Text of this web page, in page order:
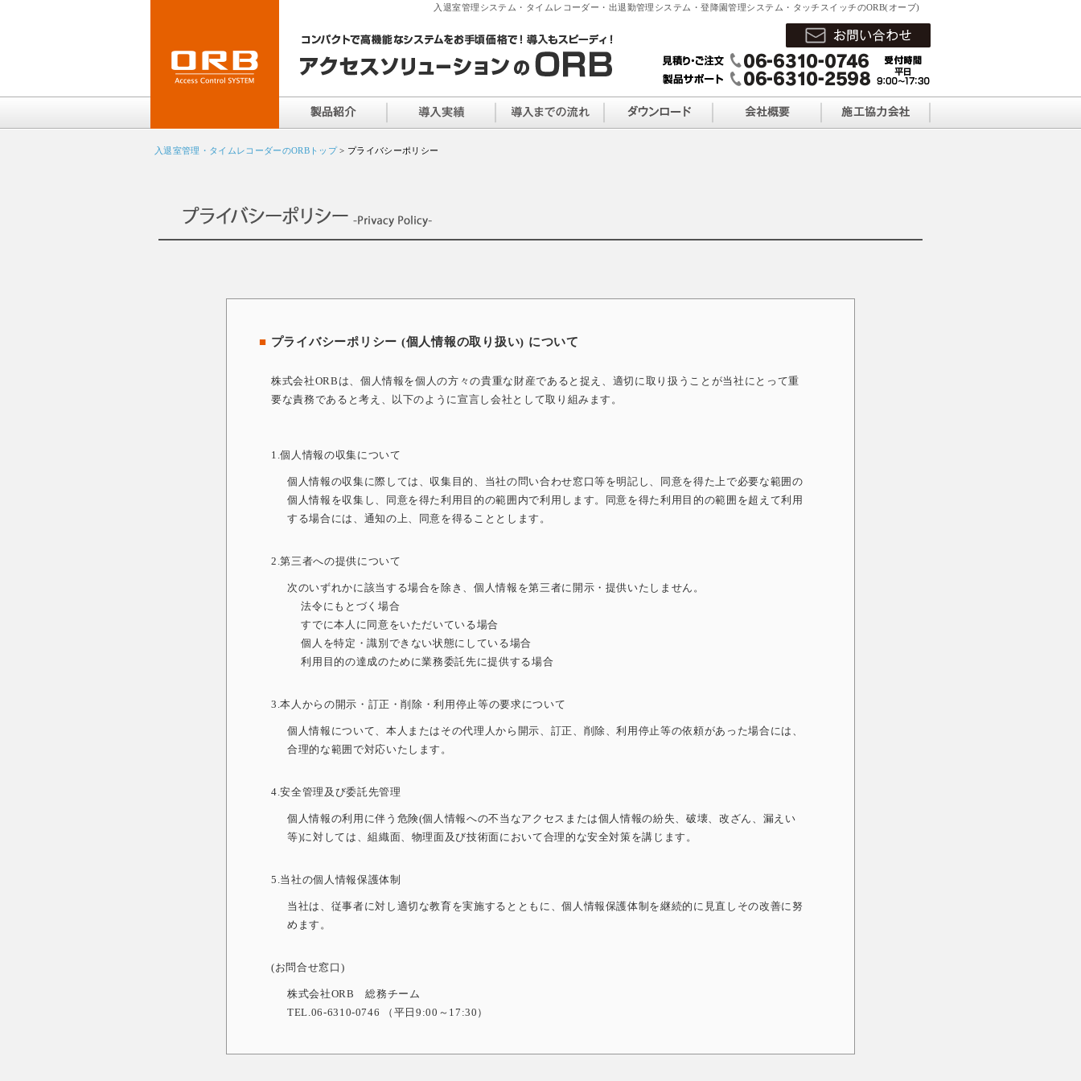
入退室管理システム・タイムレコーダー・出退勤管理システム・登降園管理システム・タッチスイッチのORB(オーブ)
入退室管理・タイムレコーダーのORBトップ> プライバシーポリシー
■ プライバシーポリシー (個人情報の取り扱い) について
株式会社ORBは、個人情報を個人の方々の貴重な財産であると捉え、適切に取り扱うことが当社にとって重
要な責務であると考え、以下のように宣言し会社として取り組みます。
1.個人情報の収集について
個人情報の収集に際しては、収集目的、当社の問い合わせ窓口等を明記し、同意を得た上で必要な範囲の
個人情報を収集し、同意を得た利用目的の範囲内で利用します。同意を得た利用目的の範囲を超えて利用
する場合には、通知の上、同意を得ることとします。
2.第三者への提供について
次のいずれかに該当する場合を除き、個人情報を第三者に開示・提供いたしません。
法令にもとづく場合
すでに本人に同意をいただいている場合
個人を特定・識別できない状態にしている場合
利用目的の達成のために業務委託先に提供する場合
3.本人からの開示・訂正・削除・利用停止等の要求について
個人情報について、本人またはその代理人から開示、訂正、削除、利用停止等の依頼があった場合には、
合理的な範囲で対応いたします。
4.安全管理及び委託先管理
個人情報の利用に伴う危険(個人情報への不当なアクセスまたは個人情報の紛失、破壊、改ざん、漏えい
等)に対しては、組織面、物理面及び技術面において合理的な安全対策を講じます。
5.当社の個人情報保護体制
当社は、従事者に対し適切な教育を実施するとともに、個人情報保護体制を継続的に見直しその改善に努
めます。
(お問合せ窓口)
株式会社ORB 総務チーム
TEL.06-6310-0746 （平日9:00～17:30）